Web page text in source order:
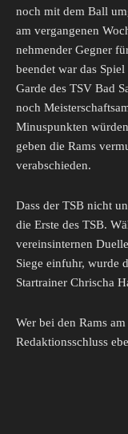
noch mit dem Ball
am vergangenen
nehmender Gegner
beendet war das
Garde des TSV Bad
noch
Minuspunkten
geben die Rams
verabschieden.
Dass der TSB nicht
die Erste des TSB.
vereinsinternen
Siege einfuhr, wurde
Startrainer Chrischa
Wer bei den Rams
Redaktionsschluss